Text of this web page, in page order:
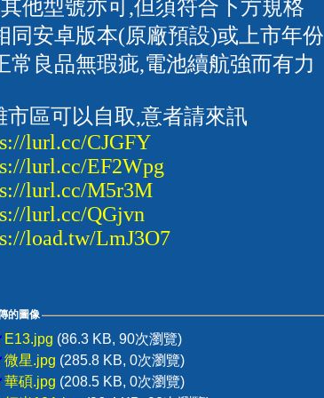
他型號亦可,但須符合下方規格
同安卓版本(原廠預設)或上市年份
常良品無瑕疵,電池續航強而有力
市區可以自取,意者請來訊
lurl.cc/CJGFY
lurl.cc/EF2Wpg
lurl.cc/M5r3M
lurl.cc/QGjvn
load.tw/LmJ3O7
的圖像
E13.jpg (86.3 KB, 90次瀏覽)
微星.jpg (285.8 KB, 0次瀏覽)
華碩.jpg (208.5 KB, 0次瀏覽)